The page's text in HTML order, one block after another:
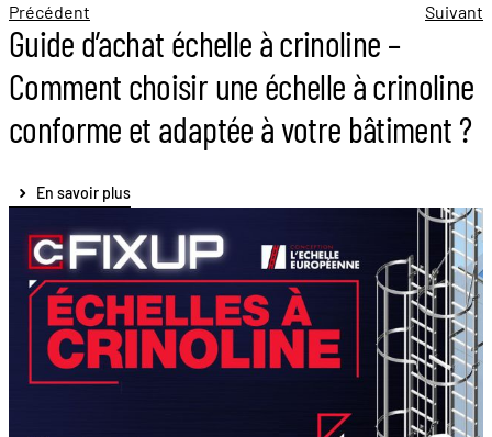
Précédent
Suivant
Guide d’achat échelle à crinoline –
Comment choisir une échelle à crinoline
conforme et adaptée à votre bâtiment ?
En savoir plus